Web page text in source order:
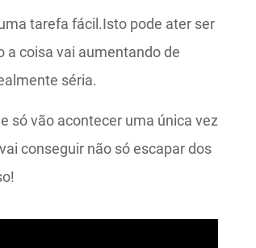
tarefa fácil.Isto pode ater ser
a coisa vai aumentando de
séria.
só vão acontecer uma única vez
conseguir não só escapar dos